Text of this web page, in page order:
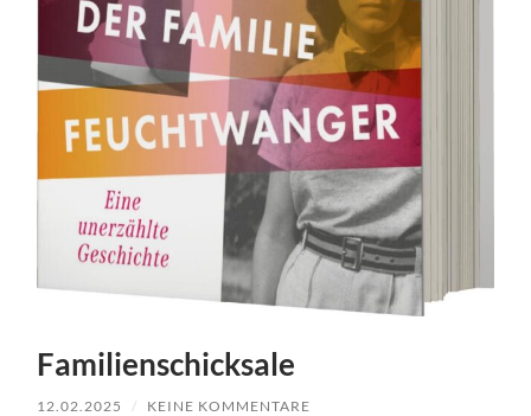
Familienschicksale
12.02.2025 / KEINE KOMMENTARE